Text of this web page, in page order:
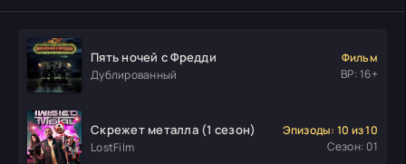
Пять ночей с Фредди
Дублированный
Фильм
ВР: 16+
Скрежет металла (1 сезон)
LostFilm
Эпизоды: 10 из 10
Сезон: 01